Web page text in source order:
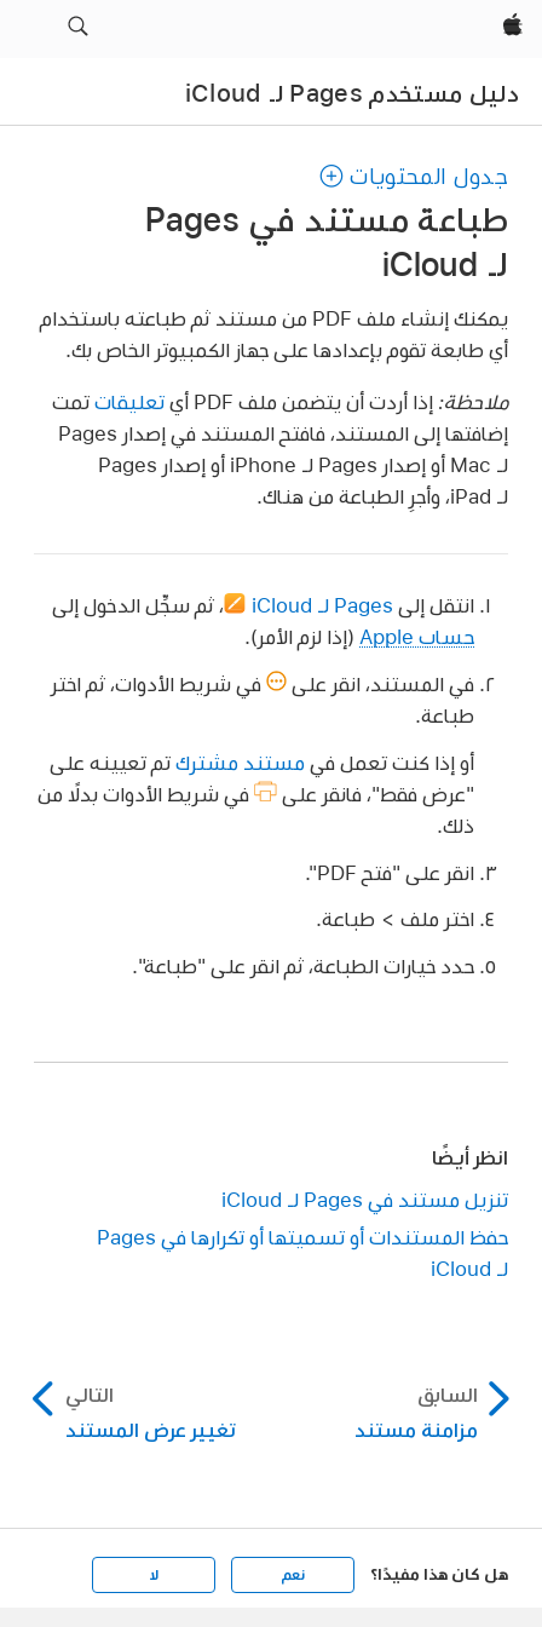
Apple‏
دليل مستخدم Pages لـ iCloud
جدول المحتويات
طباعة مستند في Pages
لـ iCloud
يمكنك إنشاء ملف PDF من مستند ثم طباعته باستخدام
أي طابعة تقوم بإعدادها على جهاز الكمبيوتر الخاص بك.
ملاحظة: إذا أردت أن يتضمن ملف PDF أي تعليقات تمت
إضافتها إلى المستند، فافتح المستند في إصدار Pages
لـ Mac أو إصدار Pages لـ iPhone أو إصدار Pages
لـ iPad، وأجرِ الطباعة من هناك.
انتقل إلى Pages لـ iCloud ، ثم سجِّل الدخول إلى
حساب Apple
(إذا لزم الأمر).
في المستند، انقر على
في شريط الأدوات، ثم اختر
طباعة.
أو إذا كنت تعمل في مستند مشترك تم تعيينه على
"عرض فقط"، فانقر على
في شريط الأدوات بدلًا من
ذلك.
انقر على "فتح PDF".
اختر ملف > طباعة.
حدد خيارات الطباعة، ثم انقر على "طباعة".
انظر أيضًا
تنزيل مستند في Pages لـ iCloud
حفظ المستندات أو تسميتها أو تكرارها في Pages
لـ iCloud
السابق
مزامنة مستند
التالي
تغيير عرض المستند
هل كان هذا مفيدًا؟ نعم لا